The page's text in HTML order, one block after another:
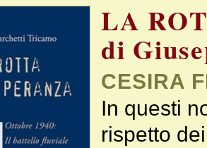
LA
di
CESIRA
In questi
rispetto